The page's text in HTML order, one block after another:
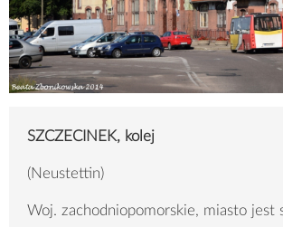
SZCZECINEK, kolej
(Neustettin)
Woj. zachodniopomorskie, miasto jest